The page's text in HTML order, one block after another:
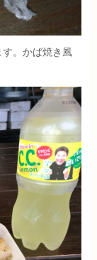
。かば焼き風